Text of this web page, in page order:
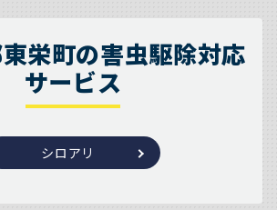
栄町の害虫駆除対応
サービス
シロアリ